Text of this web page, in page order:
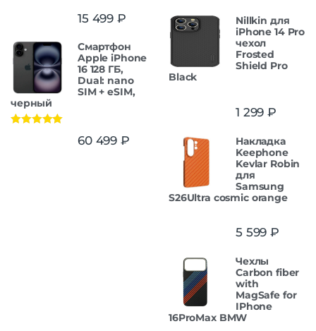
15 499 ₽
Смартфон
Apple iPhone
16 128 ГБ,
Dual: nano
SIM + eSIM,
черный
60 499 ₽
Nillkin для
iPhone 14 Pro
чехол
Frosted
Shield Pro
Black
1 299 ₽
Накладка
Keephone
Kevlar Robin
для
Samsung
S26Ultra cosmic orange
5 599 ₽
Чехлы
Carbon fiber
with
MagSafe for
IPhone
16ProMax BMW